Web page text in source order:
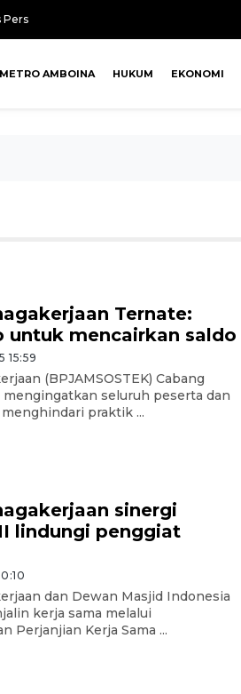
Pers
METRO AMBOINA HUKUM EKONOMI
Ternate:
untuk mencairkan saldo
15:59
(BPJAMSOSTEK) Cabang
seluruh peserta dan
praktik ...
sinergi
lindungi penggiat
dan Dewan Masjid Indonesia
kerja sama melalui
Perjanjian Kerja Sama ...